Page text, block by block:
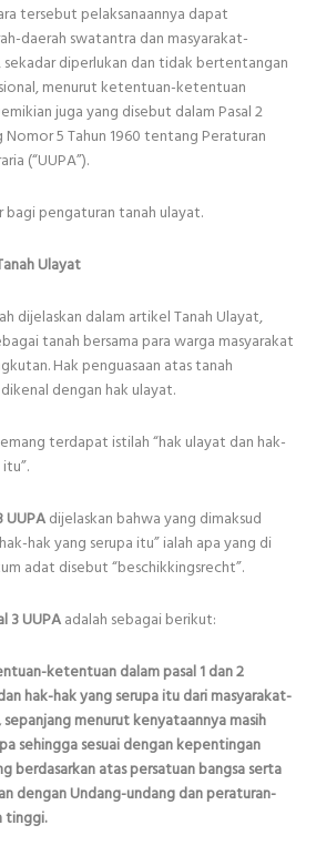
tersebut pelaksanaannya dapat
daerah swatantra dan masyarakat-
diperlukan dan tidak bertentangan
menurut ketentuan-ketentuan
juga yang disebut dalam Pasal 2
5 Tahun 1960 tentang Peraturan
(“UUPA”).
bagi pengaturan tanah ulayat.
Ulayat
dijelaskan dalam artikel Tanah Ulayat,
tanah bersama para warga masyarakat
Hak penguasaan atas tanah
dengan hak ulayat.
terdapat istilah “hak ulayat dan hak-
UUPAdijelaskan bahwa yang dimaksud
hak yang serupa itu” ialah apa yang di
adat disebut “beschikkingsrecht”.
3 UUPAadalah sebagai berikut:
ketentuan dalam pasal 1 dan 2
hak-hak yang serupa itu dari masyarakat-
menurut kenyataannya masih
sehingga sesuai dengan kepentingan
berdasarkan atas persatuan bangsa serta
dengan Undang-undang dan peraturan-
tinggi.